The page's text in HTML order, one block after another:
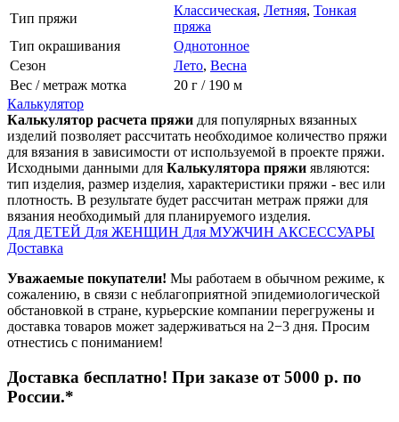
Тип пряжи
Классическая, Летняя, Тонкая
пряжа
Тип окрашивания
Однотонное
Сезон
Лето, Весна
Вес / метраж мотка
20 г / 190 м
Калькулятор
Калькулятор расчета пряжи для популярных вязанных
изделий позволяет рассчитать необходимое количество пряжи
для вязания в зависимости от используемой в проекте пряжи.
Исходными данными для Калькулятора пряжи являются:
тип изделия, размер изделия, характеристики пряжи - вес или
плотность. В результате будет рассчитан метраж пряжи для
вязания необходимый для планируемого изделия.
Для ДЕТЕЙ Для ЖЕНЩИН Для МУЖЧИН АКСЕССУАРЫ
Доставка
Уважаемые покупатели! Мы работаем в обычном режиме, к
сожалению, в связи с неблагоприятной эпидемиологической
обстановкой в стране, курьерские компании перегружены и
доставка товаров может задерживаться на 2−3 дня. Просим
отнестись с пониманием!
Доставка бесплатно! При заказе от 5000 р. по
России.*